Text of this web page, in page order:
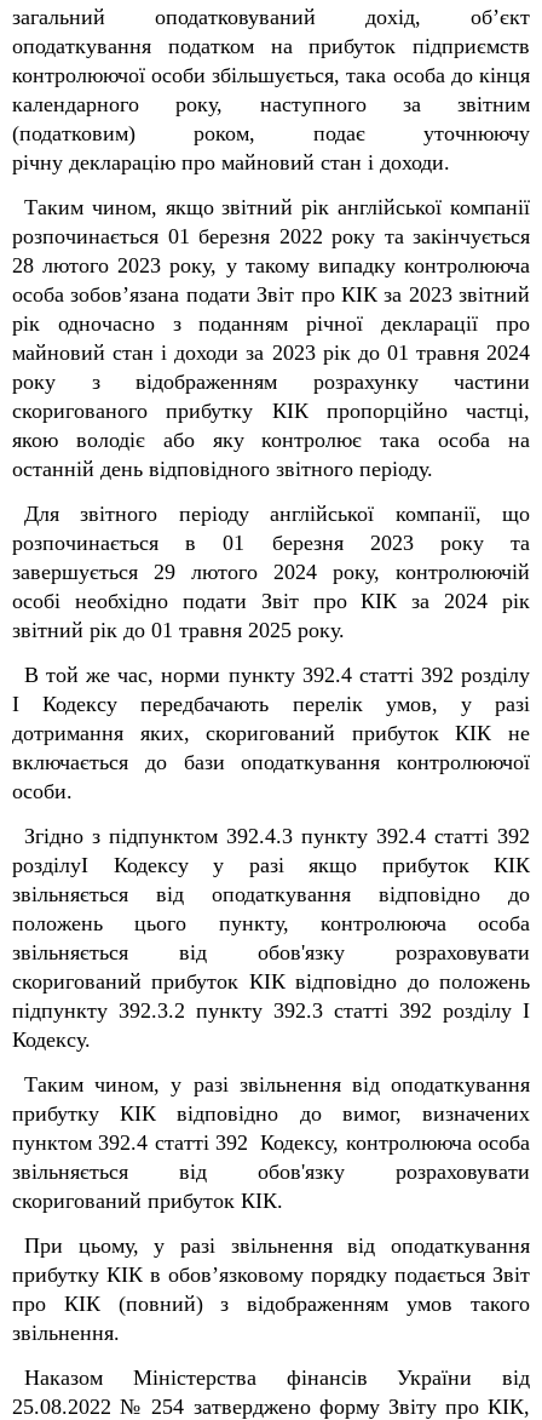
загальний оподатковуваний дохід, об’єкт
оподаткування податком на прибуток підприємств
контролюючої особи збільшується, така особа до кінця
календарного року, наступного за звітним
(податковим) роком, подає уточнюючу
річну декларацію про майновий стан і доходи.
Таким чином, якщо звітний рік англійської компанії
розпочинається 01 березня 2022 року та закінчується
28 лютого 2023 року, у такому випадкуконтролююча
особа зобов’язана подати Звіт про КІК за 2023 звітний
рік одночасно з поданням річної декларації про
майновий стан і доходи за 2023 рік до 01 травня 2024
року з відображенням розрахунку частини
скоригованого прибутку КІК пропорційно частці,
якою володіє або яку контролює така особа на
останній день відповідного звітного періоду.
Для звітного періоду англійської компанії, що
розпочинається в 01 березня 2023 року та
завершується 29 лютого 2024 року, контролюючій
особі необхідно подати Звіт про КІК за 2024 рік
звітний рік до 01 травня 2025 року.
В той же час, норми пункту 392.4 статті 392 розділу
I Кодексу передбачають перелік умов, у разі
дотримання яких, скоригований прибуток КІК не
включається до бази оподаткування контролюючої
особи.
Згідно з підпунктом 392.4.3 пункту 392.4 статті 392
розділуI Кодексу у разі якщо прибуток КІК
звільняється від оподаткування відповідно до
положень цього пункту, контролююча особа
звільняється від обов'язку розраховувати
скоригований прибуток КІК відповідно до положень
підпункту 392.3.2 пункту 392.3 статті 392 розділу I
Кодексу.
Таким чином, у разі звільнення від оподаткування
прибутку КІК відповідно до вимог, визначених
пунктом 392.4 статті 392Кодексу, контролююча особа
звільняється від обов'язку розраховувати
скоригований прибуток КІК.
При цьому, у разі звільнення від оподаткування
прибутку КІК в обов’язковому порядку подається Звіт
про КІК (повний) з відображенням умов такого
звільнення.
Наказом Міністерства фінансів України від
25.08.2022 № 254 затверджено форму Звіту про КІК,